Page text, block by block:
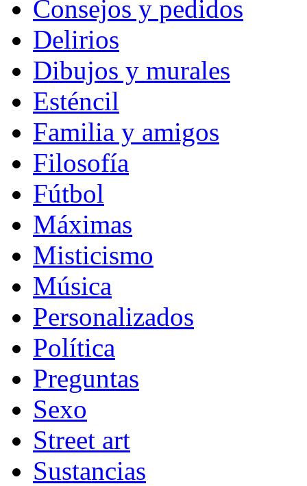
Consejos y pedidos
Delirios
Dibujos y murales
Esténcil
Familia y amigos
Filosofía
Fútbol
Máximas
Misticismo
Música
Personalizados
Política
Preguntas
Sexo
Street art
Sustancias